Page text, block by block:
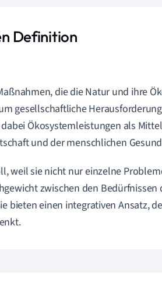
Definition
die die Natur und ihre
gesellschaftliche
Ökosystemleistungen als
und der menschlichen
weil sie nicht nur einzelne
zwischen den Bedürfnissen
bieten einen integrativen Ansatz,